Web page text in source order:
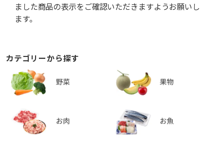
ました商品の表示をご確認いただきますようお願いし
ます。
カテゴリーから探す